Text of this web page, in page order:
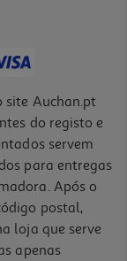
site Auchan.pt
do registo e
servem
para entregas
Após o
postal,
loja que serve
apenas